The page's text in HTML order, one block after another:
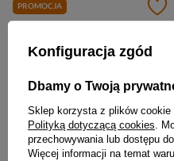
PROMOCJA
Konfiguracja zgód
Dbamy o Twoją
Sklep korzysta z plików cookie
Polityką dotyczącą cookies.
przechowywania lub dostępu
Więcej informacji na temat